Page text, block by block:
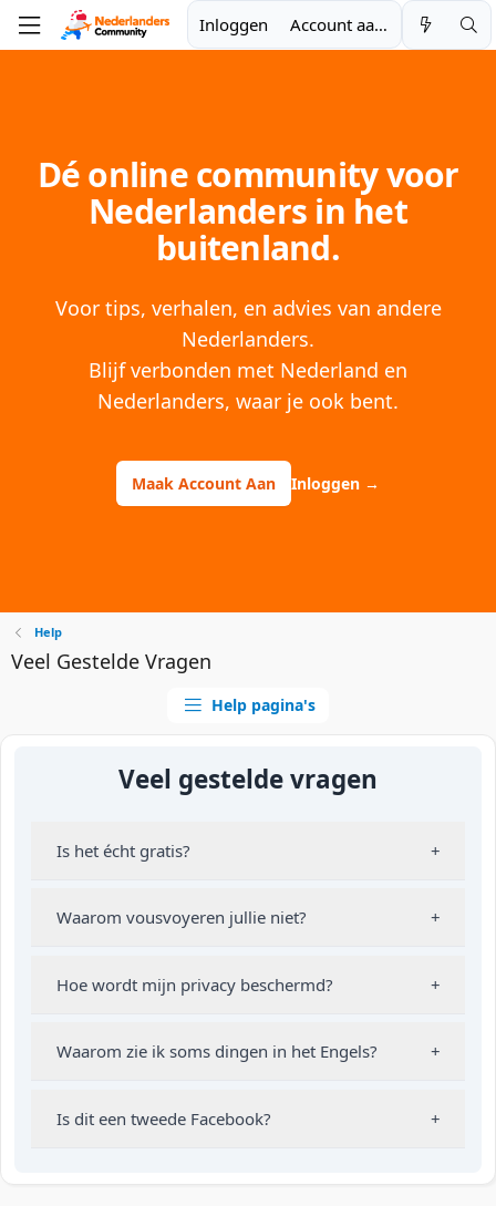
Inloggen Account aanmaken
Dé online community voor
Nederlanders in het
buitenland.
Voor tips, verhalen, en advies van andere
Nederlanders.
Blijf verbonden met Nederland en
Nederlanders, waar je ook bent.
Maak Account Aan Inloggen →
Help
Veel Gestelde Vragen
Help pagina's
Veel gestelde vragen
Is het écht gratis? +
Waarom vousvoyeren jullie niet? +
Hoe wordt mijn privacy beschermd? +
Waarom zie ik soms dingen in het Engels? +
Is dit een tweede Facebook? +